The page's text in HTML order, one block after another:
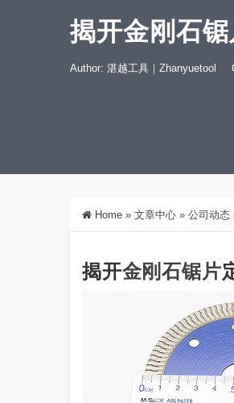
揭开金刚石
Author: 湛越工具｜Zhanyuetool
Home » 文章中心 » 公司动态
揭开金刚石锯片